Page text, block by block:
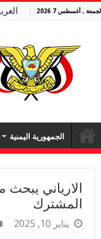
الجمعة , أغسطس 7 2026
الجمهورية اليمنية
الارياني يبحث
المشترك
يناير 10, 2025